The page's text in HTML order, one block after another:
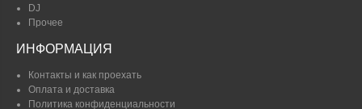
DJ
Прочее
ИНФОРМАЦИЯ
Контакты и как проехать
Оплата и доставка
Политика конфиденциальности